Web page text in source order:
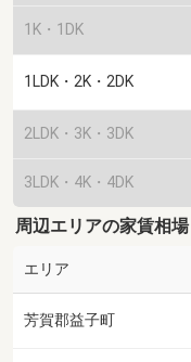
1K・1DK
1LDK・2K・2DK
2LDK・3K・3DK
3LDK・4K・4DK
周辺エリアの家賃相場
エリア
芳賀郡益子町